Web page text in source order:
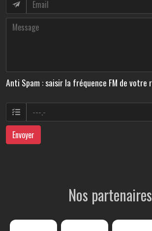
Anti Spam : saisir la fréquence FM de votre
Envoyer
Nos partenaires